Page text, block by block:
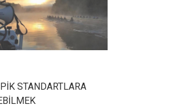
STANDARTLARA